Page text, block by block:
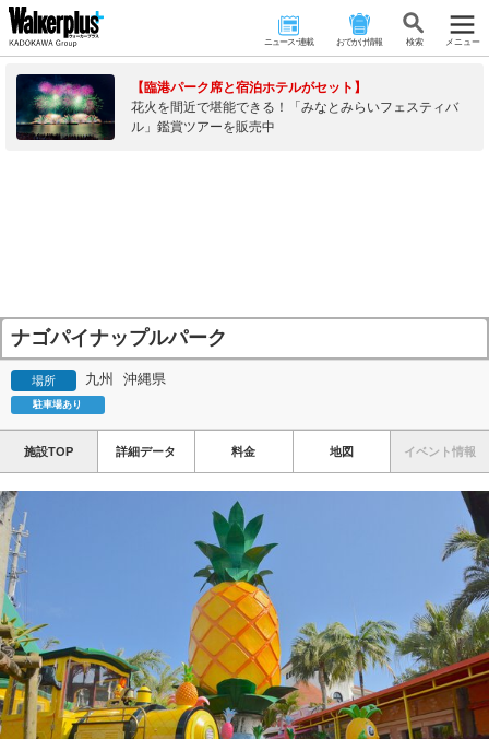
ニュース･連載 おでかけ情報 検 索 メニュー
【臨港パーク席と宿泊ホテルがセット】
花火を間近で堪能できる！「みなとみらいフェスティバ
ル」鑑賞ツアーを販売中
ナゴパイナップルパーク
場所 九州 沖縄県
駐車場あり
施設TOP 詳細データ 料金 地図 イベント情報